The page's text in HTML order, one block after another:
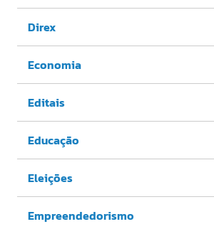
Direx
Economia
Editais
Educação
Eleições
Empreendedorismo